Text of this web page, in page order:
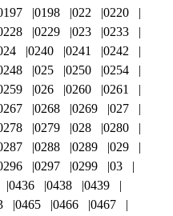
0198 022
0220
0229 023
0233
0240 0241
0242
025 0250
0254
026 0260
0261
0268 0269
027
0279 028
0280
0288 0289
029
0297 0299
03
0436 0438
0439
0465 0466
0467